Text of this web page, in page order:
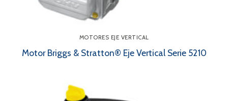
MOTORES EJE VERTICAL
Motor Briggs & Stratton® Eje Vertical Serie 5210